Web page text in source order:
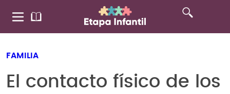
FAMILIA
El contacto físico de los